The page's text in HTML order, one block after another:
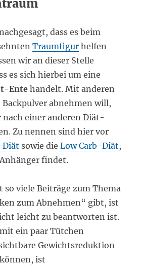
dass es beim
Traumfigur helfen
wir an dieser Stelle
es sich hierbei um eine
Ente handelt. Mit anderen
abnehmen will,
nach einer anderen Diät-
Zu nennen sind hier vor
Diät sowie dieLow Carb-Diät,
findet.
so viele Beiträge zum Thema
zum Abnehmen“ gibt, ist
leicht zu beantworten ist.
ein paar Tütchen
Gewichtsreduktion
ist